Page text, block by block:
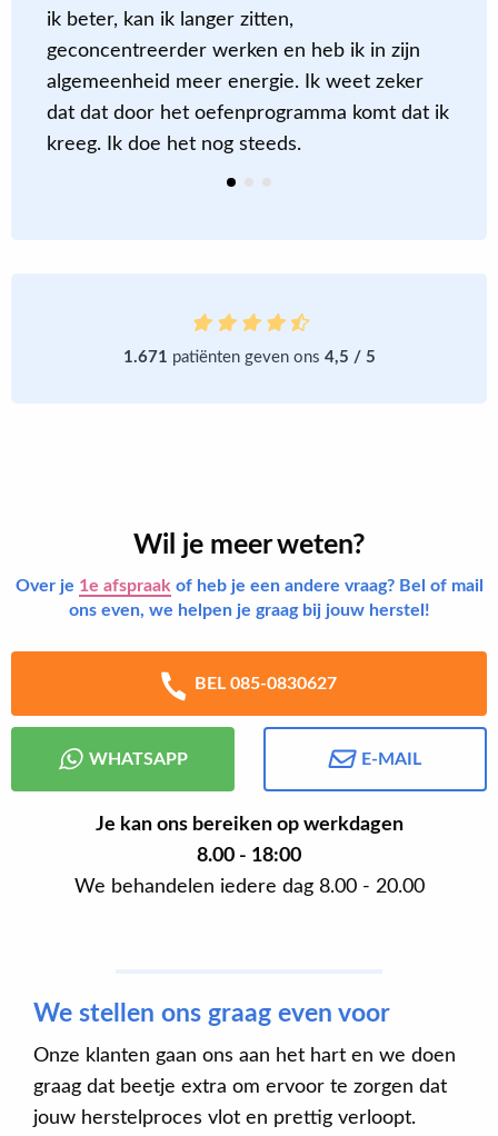
ik beter, kan ik langer zitten,
geconcentreerder werken en heb ik in zijn
algemeenheid meer energie. Ik weet zeker
dat dat door het oefenprogramma komt dat ik
kreeg. Ik doe het nog steeds.
1.671 patiënten geven ons 4,5 / 5
Wil je meer weten?
Over je 1e afspraak of heb je een andere vraag? Bel of mail
ons even, we helpen je graag bij jouw herstel!
BEL 085-0830627
WHATSAPP E-MAIL
Je kan ons bereiken op werkdagen
8.00 - 18:00
We behandelen iedere dag 8.00 - 20.00
We stellen ons graag even voor
Onze klanten gaan ons aan het hart en we doen
graag dat beetje extra om ervoor te zorgen dat
jouw herstelproces vlot en prettig verloopt.